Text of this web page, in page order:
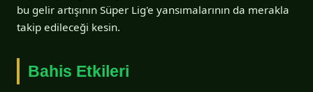
bu gelir artışının Süper Lig'e yansımalarının da merakla
takip edileceği kesin.
Bahis Etkileri